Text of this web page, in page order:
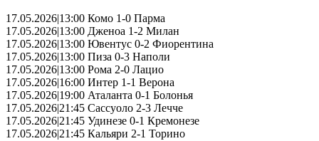
17.05.2026|13:00 Комо 1-0 Парма
17.05.2026|13:00 Дженоа 1-2 Милан
17.05.2026|13:00 Ювентус 0-2 Фиорентина
17.05.2026|13:00 Пиза 0-3 Наполи
17.05.2026|13:00 Рома 2-0 Лацио
17.05.2026|16:00 Интер 1-1 Верона
17.05.2026|19:00 Аталанта 0-1 Болонья
17.05.2026|21:45 Сассуоло 2-3 Лечче
17.05.2026|21:45 Удинезе 0-1 Кремонезе
17.05.2026|21:45 Кальяри 2-1 Торино